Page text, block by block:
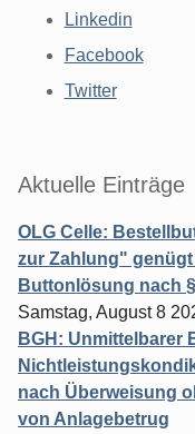
Linkedin
Facebook
Twitter
Aktuelle Einträge
OLG Celle:
zur Zahlung"
Buttonlösung nach
Samstag, August 8
BGH: Unmittelbarer
nach Überweisung
von Anlagebetrug